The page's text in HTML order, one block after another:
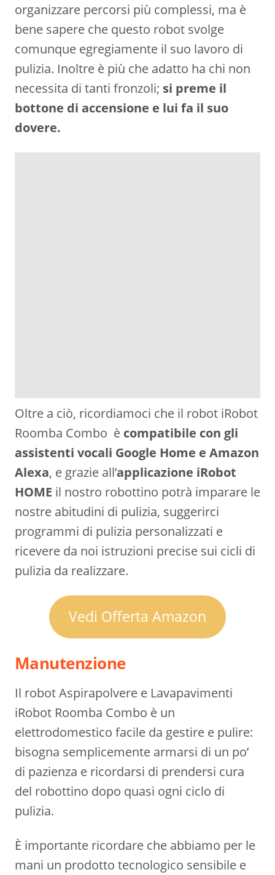
organizzare percorsi più complessi, ma è
bene sapere che questo robot svolge
comunque egregiamente il suo lavoro di
pulizia. Inoltre è più che adatto ha chi non
necessita di tanti fronzoli; si preme il
bottone di accensione e lui fa il suo
dovere.
Oltre a ciò, ricordiamoci che il robot iRobot
Roomba Combo è compatibile con gli
assistenti vocali Google Home e Amazon
Alexa, e grazie all’applicazione iRobot
HOME il nostro robottino potrà imparare le
nostre abitudini di pulizia, suggerirci
programmi di pulizia personalizzati e
ricevere da noi istruzioni precise sui cicli di
pulizia da realizzare.
Vedi Offerta Amazon
Manutenzione
Il robot Aspirapolvere e Lavapavimenti
iRobot Roomba Combo è un
elettrodomestico facile da gestire e pulire:
bisogna semplicemente armarsi di un po’
di pazienza e ricordarsi di prendersi cura
del robottino dopo quasi ogni ciclo di
pulizia.
È importante ricordare che abbiamo per le
mani un prodotto tecnologico sensibile e